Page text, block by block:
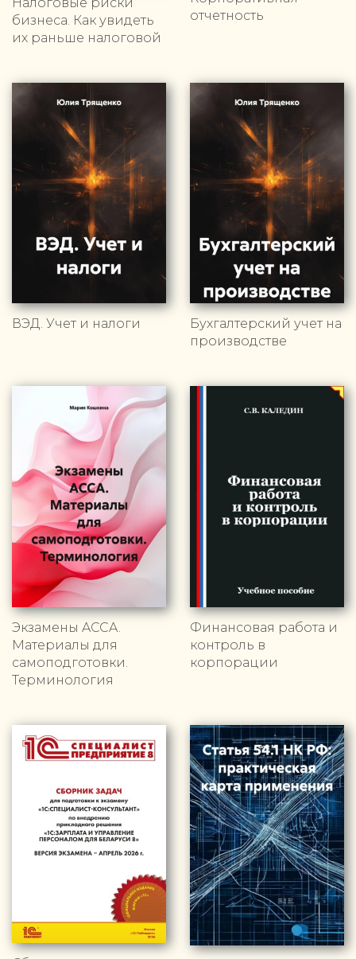
бизнеса. Как увидеть
их раньше налоговой
отчетность
ВЭД. Учет и налоги
Бухгалтерский учет на
производстве
Экзамены ACCA.
Материалы для
самоподготовки.
Терминология
Финансовая работа и
контроль в
корпорации